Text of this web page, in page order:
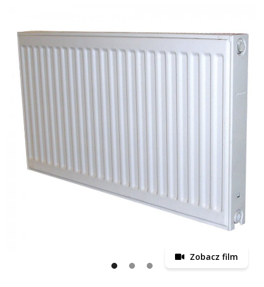
Zobacz film